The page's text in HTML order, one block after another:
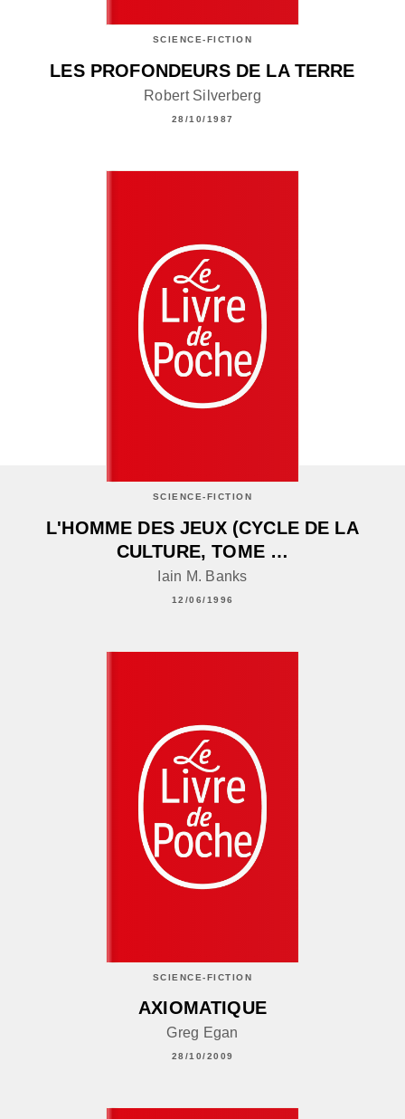
SCIENCE-FICTION
LES PROFONDEURS DE LA TERRE
Robert Silverberg
28/10/1987
SCIENCE-FICTION
L'HOMME DES JEUX (CYCLE DE LA
CULTURE, TOME …
Iain M. Banks
12/06/1996
SCIENCE-FICTION
AXIOMATIQUE
Greg Egan
28/10/2009